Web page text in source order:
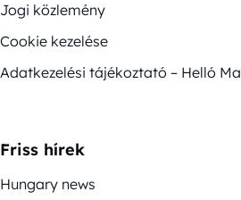
Jogi közlemény
Cookie kezelése
Adatkezelési tájékoztató – Helló
Friss hírek
Hungary news